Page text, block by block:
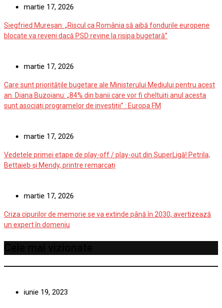
martie 17, 2026
Siegfried Mureșan: „Riscul ca România să aibă fondurile europene
blocate va reveni dacă PSD revine la risipa bugetară”
martie 17, 2026
Care sunt prioritățile bugetare ale Ministerului Mediului pentru acest
an. Diana Buzoianu: „84% din banii care vor fi cheltuiți anul acesta
sunt asociați programelor de investiții” : Europa FM
martie 17, 2026
Vedetele primei etape de play-off / play-out din SuperLigă! Petrila,
Bettaieb și Mendy, printre remarcați
martie 17, 2026
Criza cipurilor de memorie se va extinde până în 2030, avertizează
un expert în domeniu
iunie 19, 2023